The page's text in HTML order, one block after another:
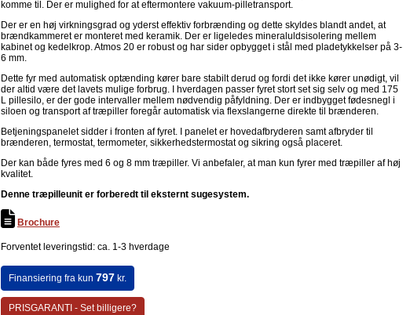
komme til. Der er mulighed for at eftermontere vakuum-pilletransport.
Der er en høj virkningsgrad og yderst effektiv forbrænding og dette skyldes blandt andet, at
brændkammeret er monteret med keramik. Der er ligeledes mineraluldsisolering mellem
kabinet og kedelkrop. Atmos 20 er robust og har sider opbygget i stål med pladetykkelser på 3-
6 mm.
Dette fyr med automatisk optænding kører bare stabilt derud og fordi det ikke kører unødigt, vil
der altid være det lavets mulige forbrug. I hverdagen passer fyret stort set sig selv og med 175
L pillesilo, er der gode intervaller mellem nødvendig påfyldning. Der er indbygget fødesnegl i
siloen og transport af træpiller foregår automatisk via flexslangerne direkte til brænderen.
Betjeningspanelet sidder i fronten af fyret. I panelet er hovedafbryderen samt afbryder til
brænderen, termostat, termometer, sikkerhedstermostat og sikring også placeret.
Der kan både fyres med 6 og 8 mm træpiller. Vi anbefaler, at man kun fyrer med træpiller af høj
kvalitet.
Denne træpilleunit er forberedt til eksternt sugesystem.
Brochure
Forventet leveringstid: ca. 1-3 hverdage
Finansiering fra kun 797kr.
PRISGARANTI - Set billigere?